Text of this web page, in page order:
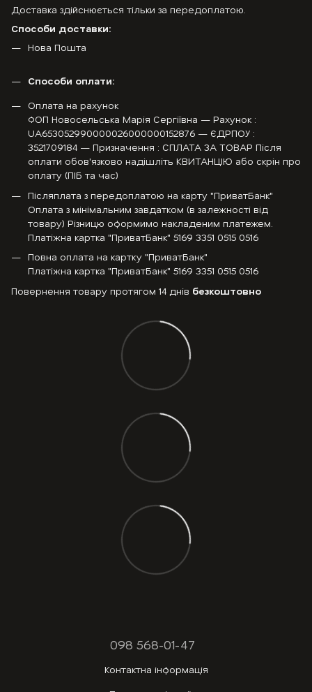
Доставка здійснюється тільки за передоплатою.
Способи доставки:
Нова Пошта
Способи оплати:
Оплата на рахунок
ФОП Новосельська Марія Сергіївна — Рахунок :
UA653052990000026000000152876 — ЄДРПОУ :
3521709184 — Призначення : СПЛАТА ЗА ТОВАР Після
оплати обов'язково надішліть КВИТАНЦІЮ або скрін про
оплату (ПІБ та час)
Післяплата з передоплатою на карту "ПриватБанк"
Оплата з мінімальним завдатком (в залежності від
товару) Різницю оформимо накладеним платежем.
Платіжна картка "ПриватБанк" 5169 3351 0515 0516
Повна оплата на картку "ПриватБанк"
Платіжна картка "ПриватБанк" 5169 3351 0515 0516
Повернення товару протягом 14 днів безкоштовно
098 568-01-47
Контактна інформація